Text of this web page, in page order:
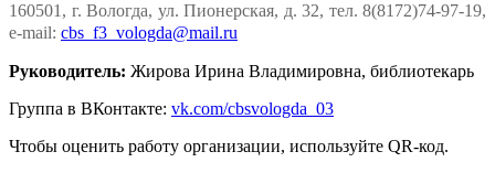
160501, г. Вологда, ул. Пионерская, д. 32, тел. 8(8172)74-97-19,
e-mail: cbs_f3_vologda@mail.ru
Руководитель: Жирова Ирина Владимировна, библиотекарь
Группа в ВКонтакте: vk.com/cbsvologda_03
Чтобы оценить работу организации, используйте QR-код.